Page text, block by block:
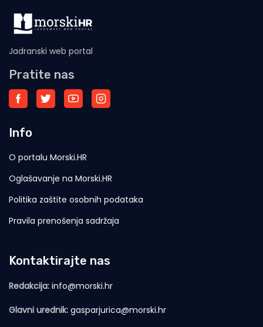
Jadranski web portal
Pratite nas
Info
O portalu Morski.HR
Oglašavanje na Morski.HR
Politika zaštite osobnih podataka
Pravila prenošenja sadržaja
Kontaktirajte nas
Redakcija: info@morski.hr
Glavni urednik: gasparjurica@morski.hr